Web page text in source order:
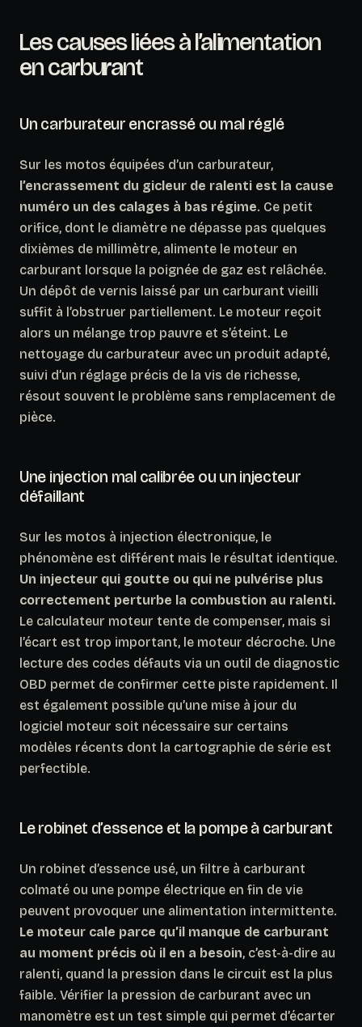
Les causes liées à l’alimentation
en carburant
Un carburateur encrassé ou mal réglé
Sur les motos équipées d’un carburateur,
l’encrassement du gicleur de ralenti est la cause
numéro un des calages à bas régime. Ce petit
orifice, dont le diamètre ne dépasse pas quelques
dixièmes de millimètre, alimente le moteur en
carburant lorsque la poignée de gaz est relâchée.
Un dépôt de vernis laissé par un carburant vieilli
suffit à l’obstruer partiellement. Le moteur reçoit
alors un mélange trop pauvre et s’éteint. Le
nettoyage du carburateur avec un produit adapté,
suivi d’un réglage précis de la vis de richesse,
résout souvent le problème sans remplacement de
pièce.
Une injection mal calibrée ou un injecteur
défaillant
Sur les motos à injection électronique, le
phénomène est différent mais le résultat identique.
Un injecteur qui goutte ou qui ne pulvérise plus
correctement perturbe la combustion au ralenti.
Le calculateur moteur tente de compenser, mais si
l’écart est trop important, le moteur décroche. Une
lecture des codes défauts via un outil de diagnostic
OBD permet de confirmer cette piste rapidement. Il
est également possible qu’une mise à jour du
logiciel moteur soit nécessaire sur certains
modèles récents dont la cartographie de série est
perfectible.
Le robinet d’essence et la pompe à carburant
Un robinet d’essence usé, un filtre à carburant
colmaté ou une pompe électrique en fin de vie
peuvent provoquer une alimentation intermittente.
Le moteur cale parce qu’il manque de carburant
au moment précis où il en a besoin, c’est-à-dire au
ralenti, quand la pression dans le circuit est la plus
faible. Vérifier la pression de carburant avec un
manomètre est un test simple qui permet d’écarter